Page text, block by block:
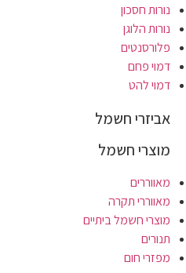
נורות חסכון
נורות הלוגן
פלורסנטים
דמוי פחם
דמוי להט
אביזרי חשמל
מוצרי חשמל
מאווררים
מאווררי תקרה
מוצרי חשמל ביתיים
תנורים
מפזרי חום